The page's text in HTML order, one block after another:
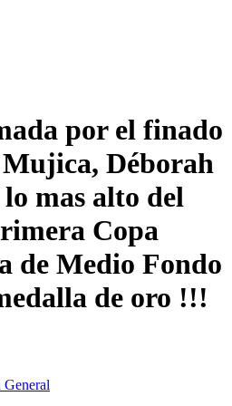
por el finado
Mujica, Déborah
mas alto del
Copa
de Medio Fondo
de oro !!!
General